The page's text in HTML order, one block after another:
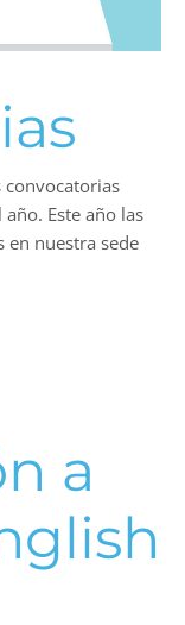
convocatorias
Este año las
en nuestra sede
a